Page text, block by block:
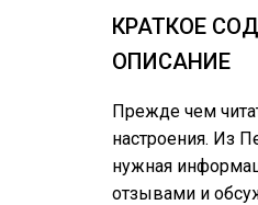
КРАТКОЕ
ОПИСАНИЕ
Прежде чем
настроения. Из
нужная
отзывами и